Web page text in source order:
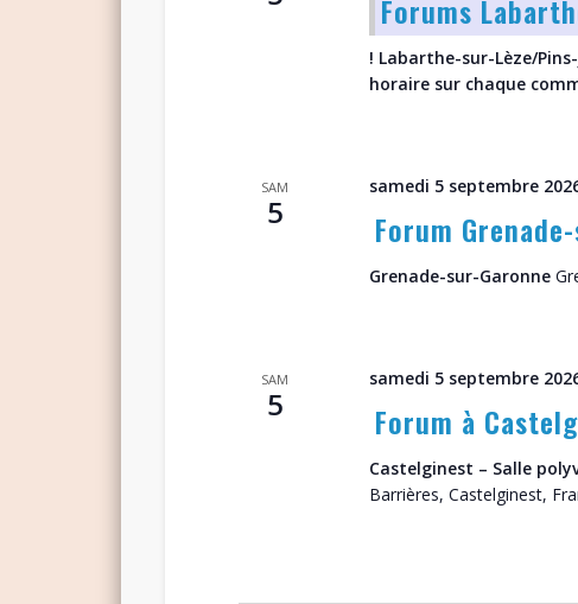
Forums
! Labarthe-sur-Lèze/
horaire sur chaque
SAM
5
samedi 5 septembre
Forum
Grenade-sur-Garonne
SAM
5
samedi 5 septembre
Forum à
Castelginest – Salle
Barrières, Castelginest,